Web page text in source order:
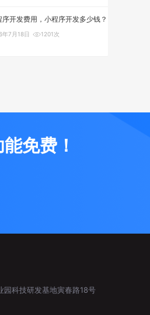
序开发费用，小程序开发多少钱？
年7月18日 1201次
免费！
园科技研发基地寅春路18号